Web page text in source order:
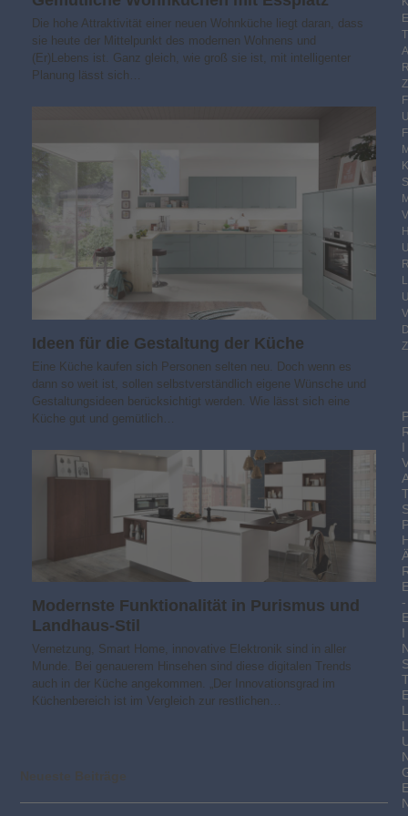
Die hohe Attraktivität einer neuen Wohnküche liegt daran, dass
sie heute der Mittelpunkt des modernen Wohnens und
(Er)Lebens ist. Ganz gleich, wie groß sie ist, mit intelligenter
Planung lässt sich…
Ideen für die Gestaltung der Küche
Eine Küche kaufen sich Personen selten neu. Doch wenn es
dann so weit ist, sollen selbstverständlich eigene Wünsche und
Gestaltungsideen berücksichtigt werden. Wie lässt sich eine
Küche gut und gemütlich…
Modernste Funktionalität in Purismus und
Landhaus-Stil
Vernetzung, Smart Home, innovative Elektronik sind in aller
Munde. Bei genauerem Hinsehen sind diese digitalen Trends
auch in der Küche angekommen. „Der Innovationsgrad im
Küchenbereich ist im Vergleich zur restlichen…
I
-
I
L
L